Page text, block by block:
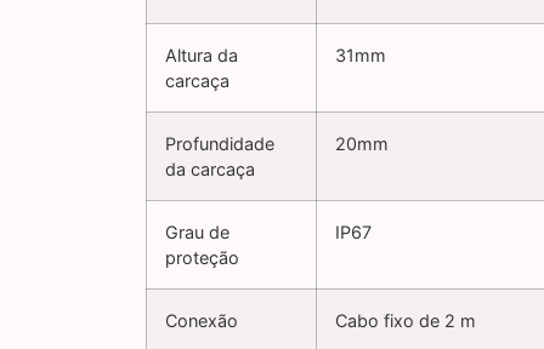
Altura da
carcaça
31mm
Profundidade
da carcaça
20mm
Grau de
proteção
IP67
Conexão Cabo fixo de 2 m